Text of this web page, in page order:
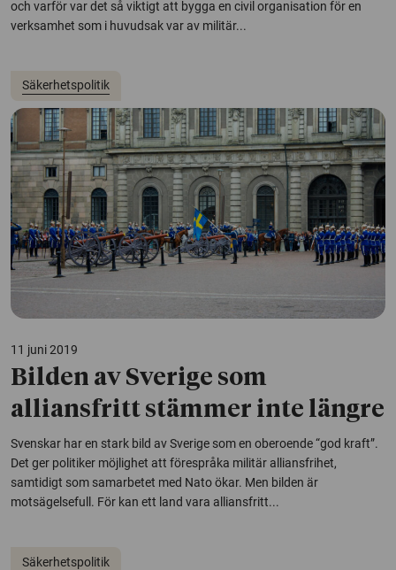
och varför var det så viktigt att bygga en civil organisation för en
verksamhet som i huvudsak var av militär...
Säkerhetspolitik
11 juni 2019
Bilden av Sverige som
alliansfritt stämmer inte längre
Svenskar har en stark bild av Sverige som en oberoende “god kraft”.
Det ger politiker möjlighet att förespråka militär alliansfrihet,
samtidigt som samarbetet med Nato ökar. Men bilden är
motsägelsefull. För kan ett land vara alliansfritt...
Säkerhetspolitik